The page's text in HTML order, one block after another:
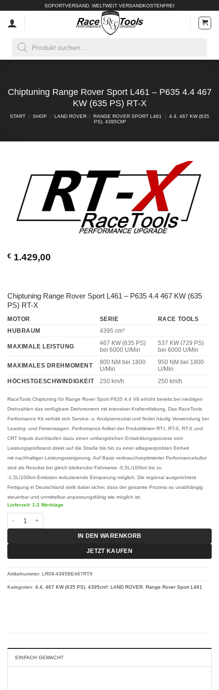
springen
SOFORTVERSAND. WELTWEIT VERSANDKOSTENFREI
search
Chiptuning Range Rover Sport L461 – P635 4.4 467
KW (635 PS) RT-X
START / SHOP / LAND ROVER / RANGE ROVER SPORT L461 / 4.4, 467 KW (635
PS), 4395CM³
€ 1.429,00
Chiptuning Range Rover Sport L461 – P635 4.4 467 KW (635
PS) RT-X
MOTOR SERIE
RACE TOOLS
HUBRAUM
4395 cm³
MAXIMALE LEISTUNG
467 KW (635 PS)
bei 6000 U/Min
537 KW (729 PS)
bei 6000 U/Min
MAXIMALES DREHMOMENT
800 NM bei 1800
U/Min
950 NM bei 1800
U/Min
HÖCHSTGESCHWINDIGKEIT 250 km/h 250 km/h
RaceTools Chiptuning für Range Rover Sport P635 4.4 V8 erhöht bereits bei niedrigen
Drehzahlen das verfügbare Drehmoment mit intensiver Kraftentfaltung. Das RaceTools
Performance Kit verhält sich Service- u. Analyseneutral und findet häufig Verwendung bei
Leasing- und Firmenwagen. Performance Artikel der Produktlinien RT-I, RT-S, RT-X und
CRT Impuls durchlaufen dazu einen umfangreichen Entwicklungsprozess vom
Leistungsprüfstand direkt auf die Straße bis hin zu einer alltagserprobten Einheit
mit nachhaltiger Leistungssteigerung. Auf Basis verbrauchsoptimierter Performancekultur
sind als Resultat bei gleich bleibender Fahrweise -0,5L/100km bis zu
-1,5L/100km Emission reduzierende Einsparung möglich. Die regional ausgerichtete
Fertigung in Deutschland stellt dabei sicher, dass der gesamte Prozess so unabhängig
steuerbar und unmittelbar anpassungsfähig wie möglich ist.
Lieferzeit: 1-2 Werktage
IN DEN WARENKORB
JETZT KAUFEN
Artikelnummer: LR09-4395BE467RTX
Kategorien: 4.4, 467 KW (635 PS), 4395cm³ LAND ROVER Range Rover Sport L461
EINFACH GEMACHT